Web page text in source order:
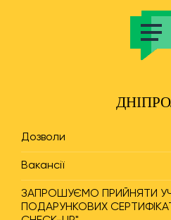
Дозволи
Вакансії
ЗАПРОШУЄМО ПРИЙНЯТИ
ПОДАРУНКОВИХ